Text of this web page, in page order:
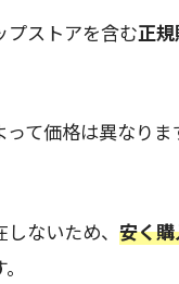
プストアを含む正
て価格は異なり
ないため、 安く